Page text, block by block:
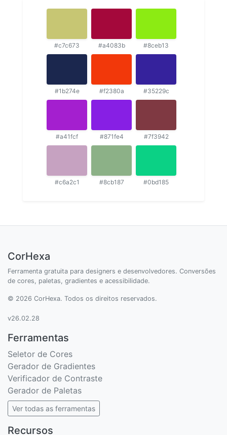
#c7c673 #a4083b #8ceb13
#1b274e #f2380a #35229c
#a41fcf #871fe4 #7f3942
#c6a2c1 #8cb187 #0bd185
CorHexa
Ferramenta gratuita para designers e desenvolvedores. Conversões
de cores, paletas, gradientes e acessibilidade.
© 2026 CorHexa. Todos os direitos reservados.
v26.02.28
Ferramentas
Seletor de Cores
Gerador de Gradientes
Verificador de Contraste
Gerador de Paletas
Ver todas as ferramentas
Recursos